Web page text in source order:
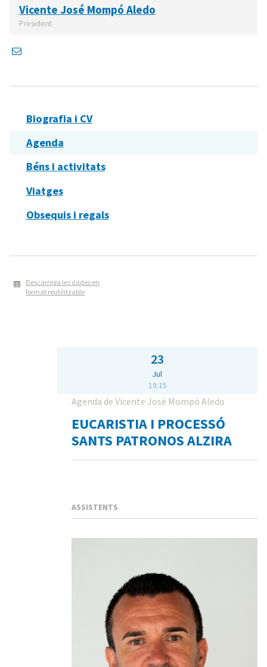
Vicente José Mompó Aledo
President
Biografia i CV
Agenda
Béns i activitats
Viatges
Obsequis i regals
Descarrega les dades en
format reutilitzable
23
Jul
19:15
Agenda de Vicente José Mompó Aledo
EUCARISTIA I PROCESSÓ
SANTS PATRONOS ALZIRA
ASSISTENTS